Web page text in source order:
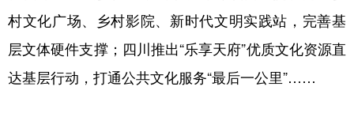
村文化广场、乡村影院、新时代文明实践站，完善基
层文体硬件支撑；四川推出“乐享天府”优质文化资源直
达基层行动，打通公共文化服务“最后一公里”……